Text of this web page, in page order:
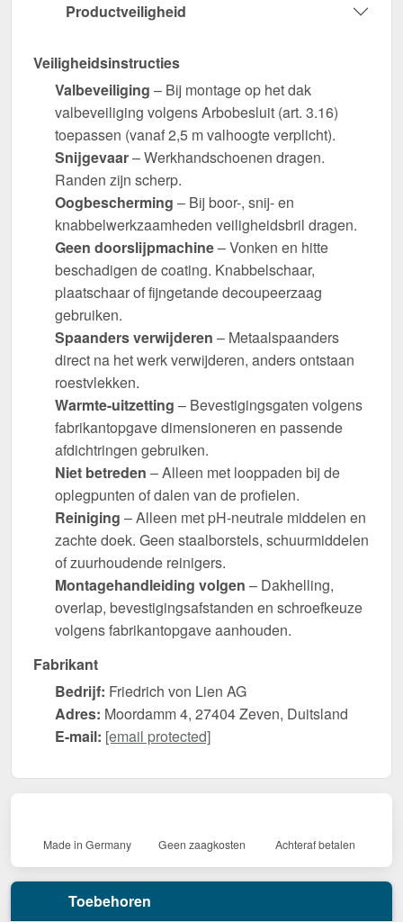
Productveiligheid
Veiligheidsinstructies
Valbeveiliging – Bij montage op het dak
valbeveiliging volgens Arbobesluit (art. 3.16)
toepassen (vanaf 2,5 m valhoogte verplicht).
Snijgevaar– Werkhandschoenen dragen.
Randen zijn scherp.
Oogbescherming – Bij boor-, snij- en
knabbelwerkzaamheden veiligheidsbril dragen.
Geen doorslijpmachine– Vonken en hitte
beschadigen de coating. Knabbelschaar,
plaatschaar of fijngetande decoupeerzaag
gebruiken.
Spaanders verwijderen – Metaalspaanders
direct na het werk verwijderen, anders ontstaan
roestvlekken.
Warmte-uitzetting – Bevestigingsgaten volgens
fabrikantopgave dimensioneren en passende
afdichtringen gebruiken.
Niet betreden – Alleen met looppaden bij de
oplegpunten of dalen van de profielen.
Reiniging – Alleen met pH-neutrale middelen en
zachte doek. Geen staalborstels, schuurmiddelen
of zuurhoudende reinigers.
Montagehandleiding volgen – Dakhelling,
overlap, bevestigingsafstanden en schroefkeuze
volgens fabrikantopgave aanhouden.
Fabrikant
Bedrijf: Friedrich von Lien AG
Adres: Moordamm 4, 27404 Zeven, Duitsland
E-mail: [email protected]
Made in Germany Geen zaagkosten Achteraf betalen
Toebehoren